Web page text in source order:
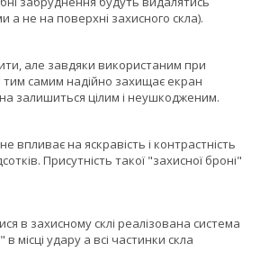
не на поверхні захисного скла).
але завдяки використаним при
тим самим надійно захищає екран
залишиться цілим і неушкодженим.
на яскравість і контрастність
Присутність такої "захисної броні"
в захисному склі реалізована система
місці удару а всі частинки скла